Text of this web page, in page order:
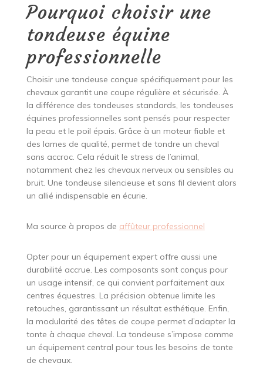
Pourquoi choisir une
tondeuse équine
professionnelle
Choisir une tondeuse conçue spécifiquement pour les
chevaux garantit une coupe régulière et sécurisée. À
la différence des tondeuses standards, les tondeuses
équines professionnelles sont pensés pour respecter
la peau et le poil épais. Grâce à un moteur fiable et
des lames de qualité, permet de tondre un cheval
sans accroc. Cela réduit le stress de l’animal,
notamment chez les chevaux nerveux ou sensibles au
bruit. Une tondeuse silencieuse et sans fil devient alors
un allié indispensable en écurie.
Ma source à propos de affûteur professionnel
Opter pour un équipement expert offre aussi une
durabilité accrue. Les composants sont conçus pour
un usage intensif, ce qui convient parfaitement aux
centres équestres. La précision obtenue limite les
retouches, garantissant un résultat esthétique. Enfin,
la modularité des têtes de coupe permet d’adapter la
tonte à chaque cheval. La tondeuse s’impose comme
un équipement central pour tous les besoins de tonte
de chevaux.